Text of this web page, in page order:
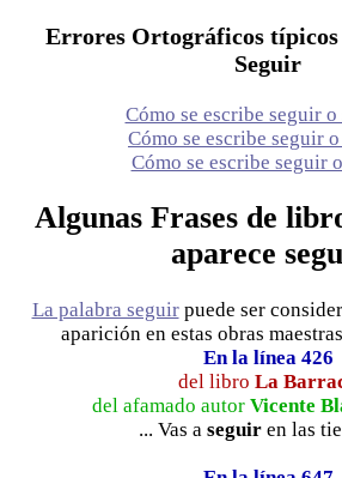
Errores Ortográficos
Seguir
Cómo se escribe seguir
Cómo se escribe seguir
Cómo se escribe seguir
Algunas Frases de
aparece
La palabra seguirpuede ser
aparición en estas obras
En la línea 426
del libro La
del afamado autor Vicente
... Vas a seguiren las